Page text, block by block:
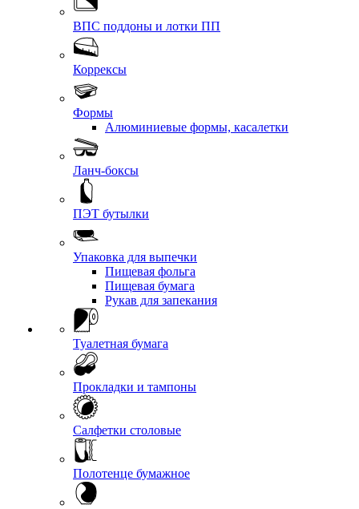
ВПС поддоны и лотки ПП
Коррексы
Формы
Алюминиевые формы, касалетки
Ланч-боксы
ПЭТ бутылки
Упаковка для выпечки
Пищевая фольга
Пищевая бумага
Рукав для запекания
Туалетная бумага
Прокладки и тампоны
Салфетки столовые
Полотенце бумажное